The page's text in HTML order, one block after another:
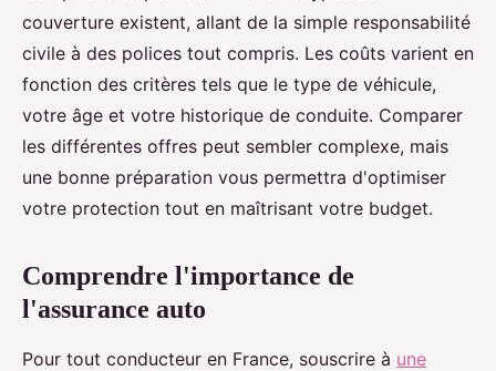
couverture existent, allant de la simple responsabilité
civile à des polices tout compris. Les coûts varient en
fonction des critères tels que le type de véhicule,
votre âge et votre historique de conduite. Comparer
les différentes offres peut sembler complexe, mais
une bonne préparation vous permettra d'optimiser
votre protection tout en maîtrisant votre budget.
Comprendre l'importance de
l'assurance auto
Pour tout conducteur en France, souscrire à une